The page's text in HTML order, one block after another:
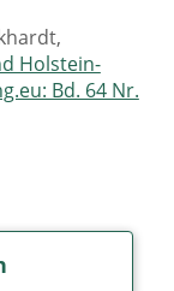
Holstein-
Bd. 64 Nr.